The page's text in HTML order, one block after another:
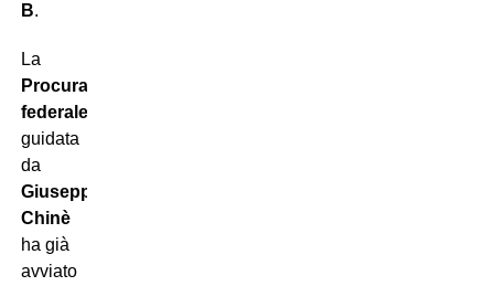
B.
La
Procura
federale
guidata
da
Giuseppe
Chinè
ha già
avviato